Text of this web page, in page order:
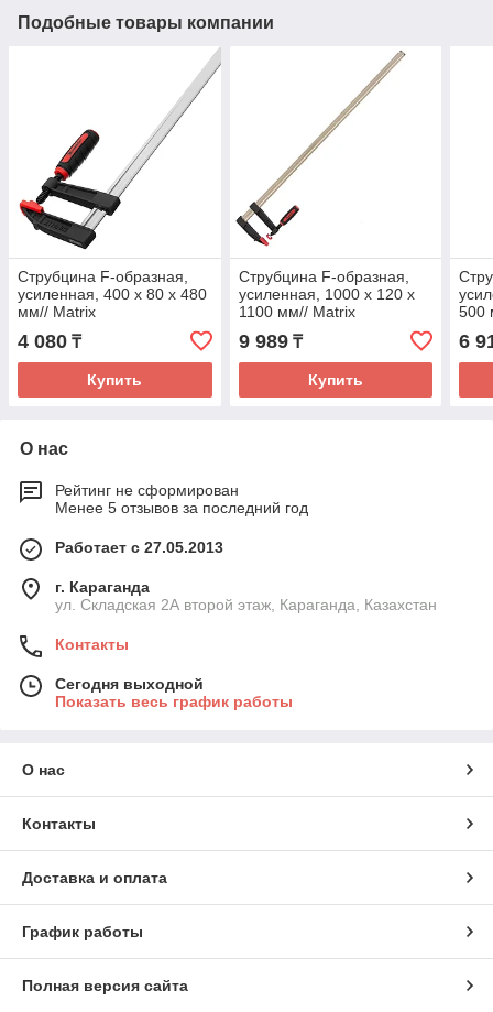
Подобные товары компании
Струбцина F-образная,
усиленная, 400 х 80 х 480
мм// Matrix
4 080 ₸
Купить
Струбцина F-образная,
усиленная, 1000 х 120 х
1100 мм// Matrix
9 989₸
Купить
500
6
О нас
Рейтинг не сформирован
Менее 5 отзывов за последний год
Работает с 27.05.2013
г. Караганда
ул. Складская 2А второй этаж, Караганда, Казахстан
Контакты
Сегодня выходной
Показать весь график работы
О нас
Контакты
Доставка и оплата
График работы
Полная версия сайта